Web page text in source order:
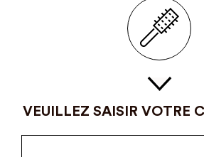
VEUILLEZ SAISIR VOTRE